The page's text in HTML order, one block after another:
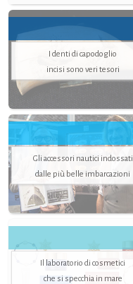
I denti di capodoglio
incisi sono veri tesori
Gli accessori nautici indossati
dalle più belle imbarcazioni
Il laboratorio di cosmetici
che si specchia in mare